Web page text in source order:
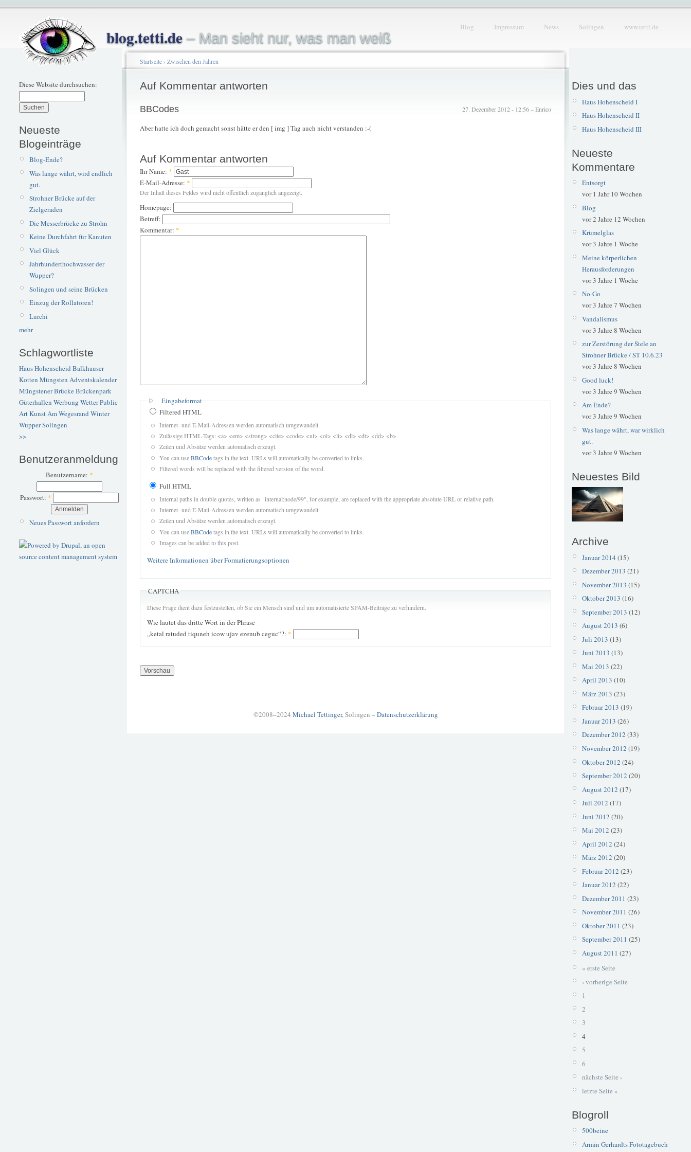
blog.tetti.de– Man sieht nur, was man weiß
Blog Impressum News Solingen www.tetti.de
Diese Website durchsuchen:
Neueste
Blogeinträge
Blog-Ende?
Was lange währt, wird endlich
gut.
Strohner Brücke auf der
Zielgeraden
Die Messerbrücke zu Strohn
Keine Durchfahrt für Kanuten
Viel Glück
Jahrhunderthochwasser der
Wupper?
Solingen und seine Brücken
Einzug der Rollatoren!
Lurchi
mehr
Schlagwortliste
Haus Hohenscheid Balkhauser
Kotten Müngsten Adventskalender
Müngstener BrückeBrückenpark
Güterhallen Werbung WetterPublic
ArtKunstAm Wegesrand Winter
WupperSolingen
>>
Benutzeranmeldung
Benutzername: *
Passwort: *
Neues Passwort anfordern
Startseite› Zwischen den Jahren
Auf Kommentar antworten
27. Dezember 2012 - 12:56 – Enrico
BBCodes
Aber hatte ich doch gemacht sonst hätte er den [ img ] Tag auch nicht verstanden :-(
Auf Kommentar antworten
Ihr Name: *
E-Mail-Adresse: *
Der Inhalt dieses Feldes wird nicht öffentlich zugänglich angezeigt.
Homepage:
Betreff:
Kommentar: *
Eingabeformat
Filtered HTML
Internet- und E-Mail-Adressen werden automatisch umgewandelt.
Zulässige HTML-Tags: <a> <em> <strong> <cite> <code> <ul> <ol> <li> <dl> <dt> <dd> <b>
Zeilen und Absätze werden automatisch erzeugt.
You can useBBCodetags in the text. URLs will automatically be converted to links.
Filtered words will be replaced with the filtered version of the word.
Full HTML
Internal paths in double quotes, written as "internal:node/99", for example, are replaced with the appropriate absolute URL or relative path.
Internet- und E-Mail-Adressen werden automatisch umgewandelt.
Zeilen und Absätze werden automatisch erzeugt.
You can useBBCodetags in the text. URLs will automatically be converted to links.
Images can be added to this post.
Weitere Informationen über Formatierungsoptionen
CAPTCHA
Diese Frage dient dazu festzustellen, ob Sie ein Mensch sind und um automatisierte SPAM-Beiträge zu verhindern.
Wie lautet das dritte Wort in der Phrase
„ketal ratuded tiquneh icow ujav ezenub ceguc“?: *
©2008–2024 Michael Tettinger, Solingen –Datenschutzerklärung
Dies und das
Haus Hohenscheid I
Haus Hohenscheid II
Haus Hohenscheid III
Neueste
Kommentare
Entsorgt
vor 1 Jahr 10 Wochen
Blog
vor 2 Jahre 12 Wochen
Krümelglas
vor 3 Jahre 1 Woche
Meine körperlichen
Herausforderungen
vor 3 Jahre 1 Woche
No-Go
vor 3 Jahre 7 Wochen
Vandalismus
vor 3 Jahre 8 Wochen
zur Zerstörung der Stele an
Strohner Brücke / ST 10.6.23
vor 3 Jahre 8 Wochen
Good luck!
vor 3 Jahre 9 Wochen
Am Ende?
vor 3 Jahre 9 Wochen
Was lange währt, war wirklich
gut.
vor 3 Jahre 9 Wochen
Neuestes Bild
Archive
Januar 2014 (15)
Dezember 2013 (21)
November 2013 (15)
Oktober 2013 (16)
September 2013 (12)
August 2013 (6)
Juli 2013 (13)
Juni 2013 (13)
Mai 2013 (22)
April 2013 (10)
März 2013 (23)
Februar 2013 (19)
Januar 2013 (26)
Dezember 2012 (33)
November 2012 (19)
Oktober 2012 (24)
September 2012 (20)
August 2012 (17)
Juli 2012 (17)
Juni 2012 (20)
Mai 2012 (23)
April 2012 (24)
März 2012 (20)
Februar 2012 (23)
Januar 2012 (22)
Dezember 2011 (23)
November 2011 (26)
Oktober 2011 (23)
September 2011 (25)
August 2011 (27)
« erste Seite
‹ vorherige Seite
1
2
3
4
5
6
nächste Seite ›
letzte Seite »
Blogroll
500beine
Armin Gerhardts Fototagebuch